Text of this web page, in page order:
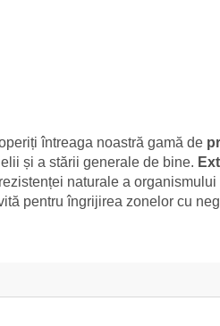
întreaga noastră gamă de
și a stării generale de bine.
naturale a
pentru îngrijirea zonelor cu